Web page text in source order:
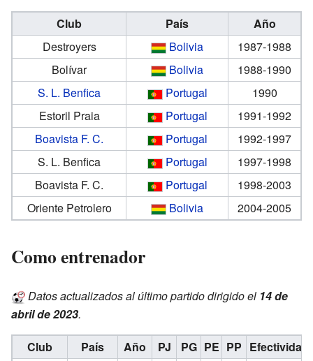
Club País
Año
Destroyers
Bolivia
1987-1988
Bolívar
Bolivia
1988-1990
S. L. Benfica
Portugal
1990
Estoril Praia
Portugal
1991-1992
Boavista F. C.
Portugal
1992-1997
S. L. Benfica
Portugal
1997-1998
Boavista F. C.
Portugal
1998-2003
Oriente Petrolero
Bolivia 2004-2005
Como entrenador
Datos actualizados al último partido dirigido el 14 de
abril de 2023.
Club País Año PJ PG PE PP Efectividad